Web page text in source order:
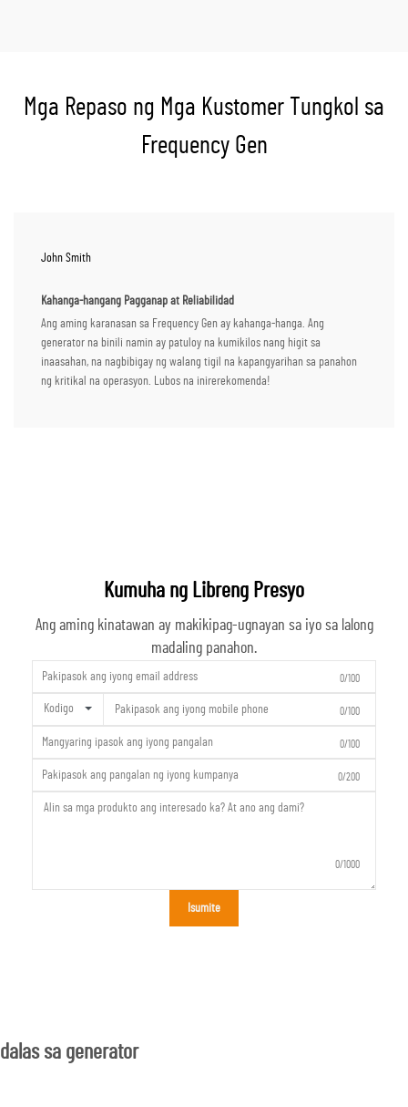
Mga Repaso ng Mga Kustomer Tungkol sa
Frequency Gen
John Smith
Kahanga-hangang Pagganap at Reliabilidad
Ang aming karanasan sa Frequency Gen ay kahanga-hanga. Ang
generator na binili namin ay patuloy na kumikilos nang higit sa
inaasahan, na nagbibigay ng walang tigil na kapangyarihan sa panahon
ng kritikal na operasyon. Lubos na inirerekomenda!
Kumuha ng Libreng Presyo
Ang aming kinatawan ay makikipag-ugnayan sa iyo sa lalong
madaling panahon.
0/100
Kodigo 0/100
0/100
0/200
0/1000
Isumite
dalas sa generator